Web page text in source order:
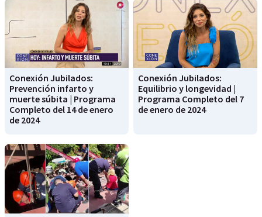
Conexión Jubilados:
Prevención infarto y
muerte súbita | Programa
Completo del 14 de enero
de 2024
Conexión Jubilados:
Equilibrio y longevidad |
Programa Completo del 7
de enero de 2024